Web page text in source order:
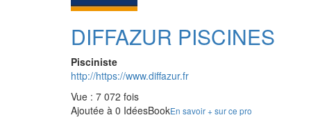
DIFFAZUR PISCINES
Pisciniste
http://https://www.diffazur.fr
Vue : 7 072 fois
Ajoutée à 0 IdéesBookEn savoir + sur ce pro